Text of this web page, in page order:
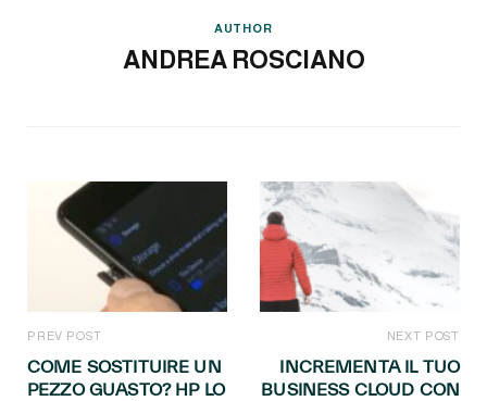
AUTHOR
ANDREA ROSCIANO
PREV POST
COME SOSTITUIRE UN
PEZZO GUASTO? HP LO
NEXT POST
INCREMENTA IL TUO
BUSINESS CLOUD CON